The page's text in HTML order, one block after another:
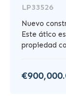
LP33526
Nuevo
Este ático
propiedad